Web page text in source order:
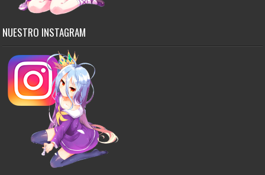
NUESTRO INSTAGRAM